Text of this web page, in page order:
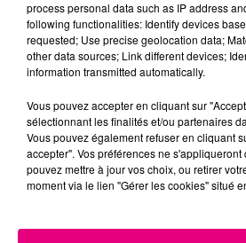
Balance Scorpion
Capricorne Verseau
process personal data such as IP address
following functionalities: Identify devices
requested; Use precise geolocation data;
other data sources; Link different devices;
information transmitted automatically.
Vous pouvez accepter en cliquant sur
sélectionnant les finalités et/ou partenaires
Vous pouvez également refuser en cliquant
accepter". Vos préférences ne s'appliqueront
pouvez mettre à jour vos choix, ou retirer
moment via le lien "Gérer les cookies" situé